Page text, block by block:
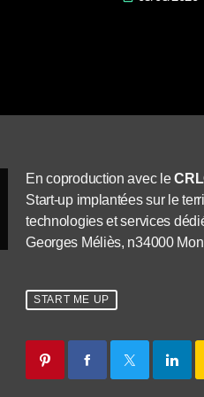
En coproduction avec le
Start-up implantées sur le
technologies et services
Georges Méliès, n34000
START ME UP